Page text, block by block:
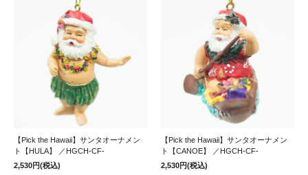
【Pick the Hawaii】サンタオーナメン
ト【HULA】 ／HGCH-CF-
2,530円(税込)
【Pick the Hawaii】サンタオーナメン
ト【CANOE】 ／HGCH-CF-
2,530円(税込)